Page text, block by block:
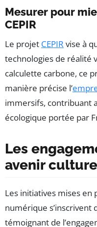
Mesurer pour
CEPIR
Le projet CEPIR vise à
technologies de réalité
calculette carbone, ce
manière précise l’
immersifs, contribuant
écologique portée par
Les
avenir
Les initiatives mises
numérique s’inscrivent
témoignant de